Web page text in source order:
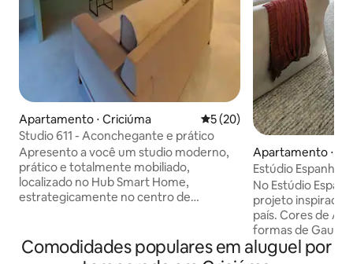
Apartamento ⋅ Criciúma 5 de uma avaliação média
5 (20)
Studio 611 - Aconchegante e prático
Apresento a você um studio moderno,
prático e totalmente mobiliado,
localizado no Hub Smart Home,
estrategicamente no centro de
metros de supermercados, farmácias,
lojas, hospitais e restaurantes. Trazendo
Apartamento ⋅
Estúdio Espanha |
No Estúdio
projeto inspirado
país. Cores de
formas de Gaudí.
arquiteto que,
deixaram uma
Comodidades populares em aluguel por